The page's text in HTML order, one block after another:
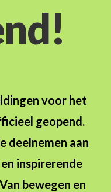
voor het
geopend.
deelnemen aan
inspirerende
bewegen en